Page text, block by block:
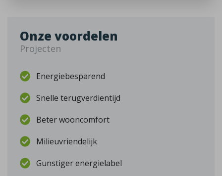
Onze voordelen
Projecten
Energiebesparend
Snelle terugverdientijd
Beter wooncomfort
Milieuvriendelijk
Gunstiger energielabel